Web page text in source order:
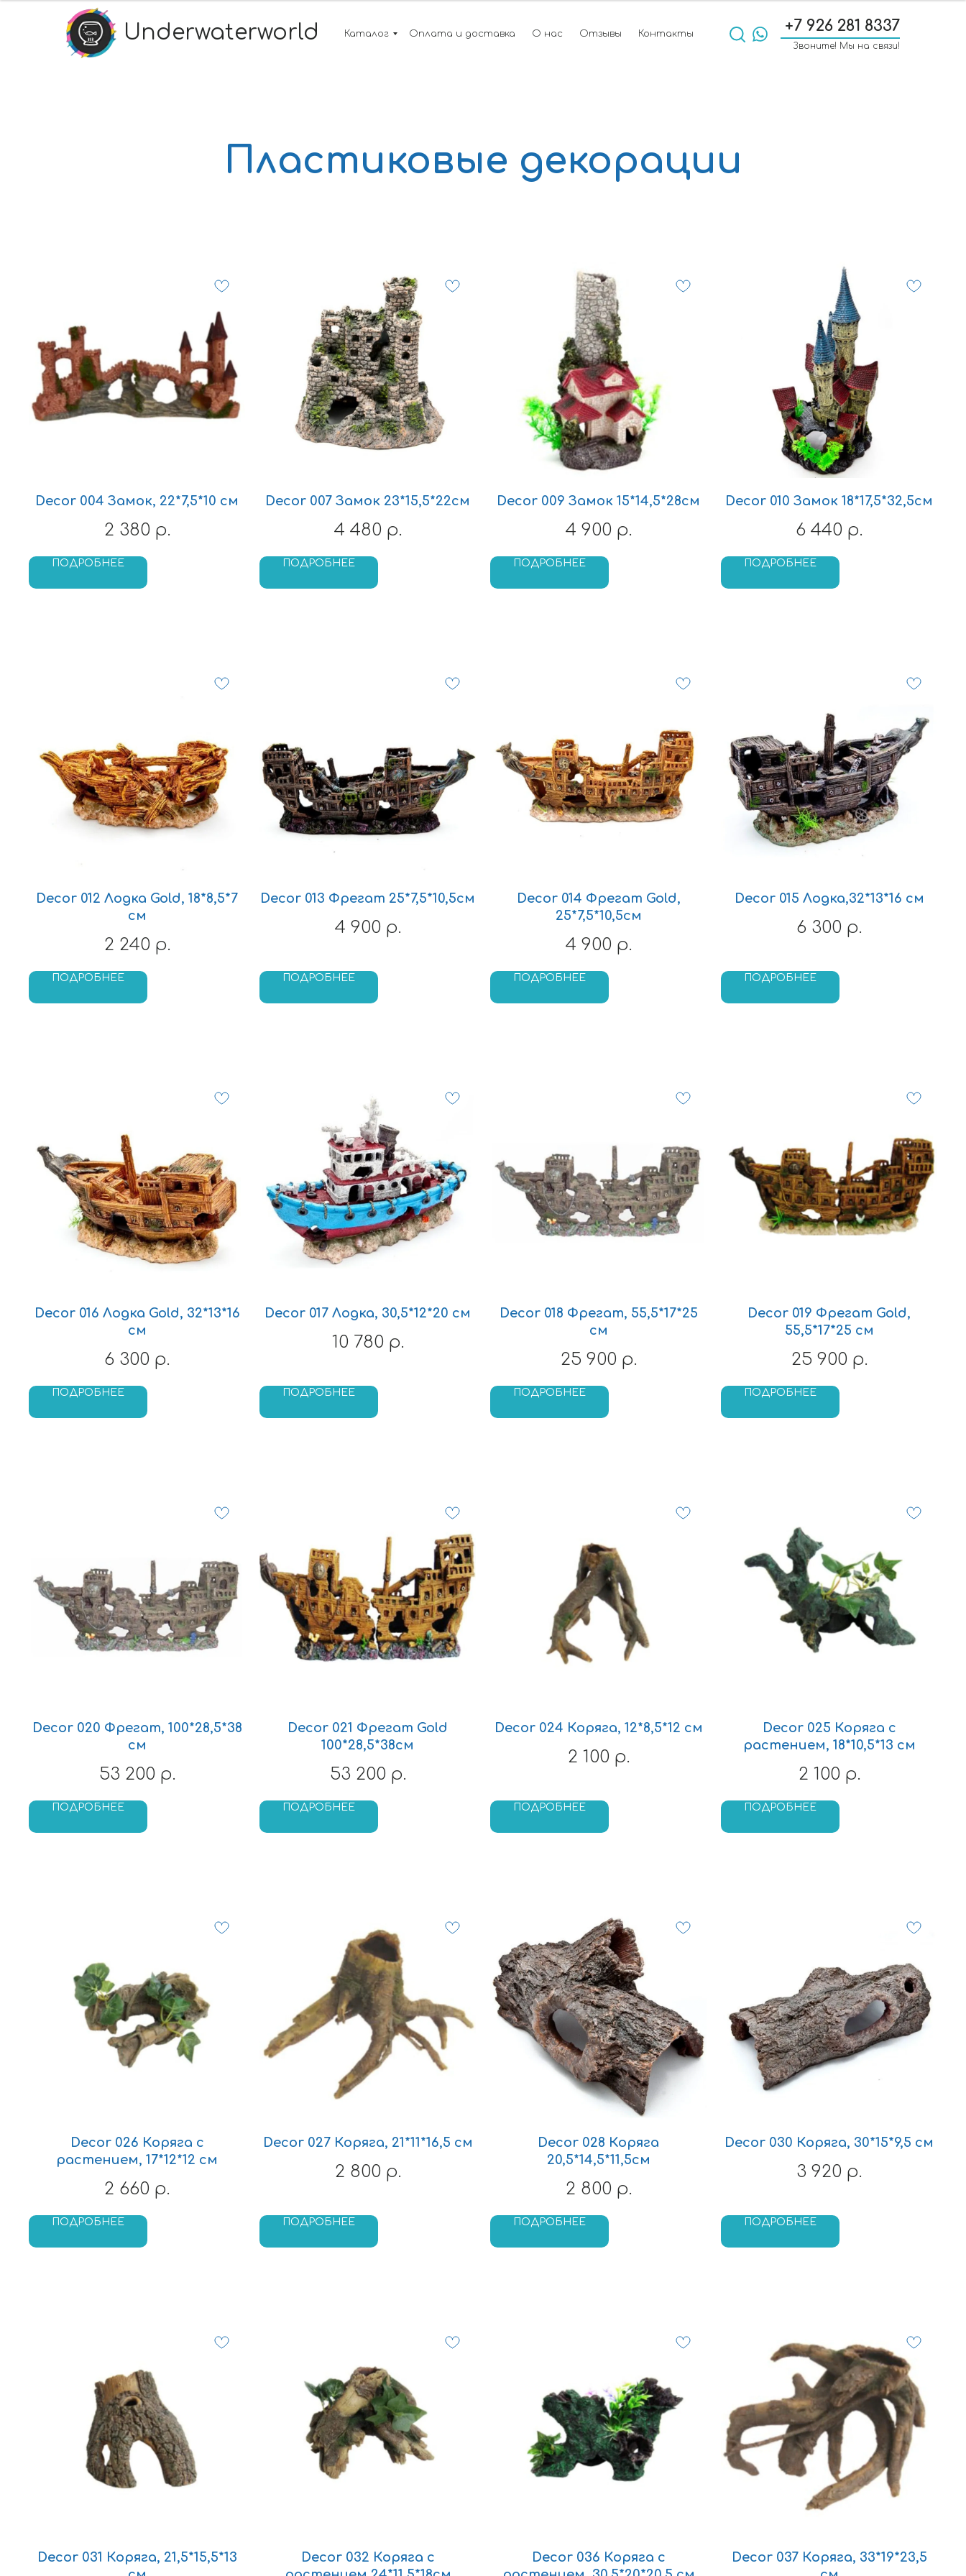
Underwaterworld +7 926 281 8337
Звоните! Мы на связи!
Каталог Оплата и доставка О нас Отзывы Контакты
Пластиковые декорации
Decor 004 Замок, 22*7,5*10 см
2 380 р.
ПОДРОБНЕЕ
Decor 007 Замок 23*15,5*22см
4 480 р.
ПОДРОБНЕЕ
Decor 009 Замок 15*14,5*28см
4 900 р.
ПОДРОБНЕЕ
Decor 010 Замок 18*17,5*32,5см
6 440 р.
ПОДРОБНЕЕ
Decor 012 Лодка Gold, 18*8,5*7
см
2 240 р.
ПОДРОБНЕЕ
Decor 013 Фрегат 25*7,5*10,5см
4 900 р.
ПОДРОБНЕЕ
Decor 014 Фрегат Gold,
25*7,5*10,5см
4 900 р.
ПОДРОБНЕЕ
Decor 015 Лодка,32*13*16 см
6 300 р.
ПОДРОБНЕЕ
Decor 016 Лодка Gold, 32*13*16
см
6 300 р.
ПОДРОБНЕЕ
Decor 017 Лодка, 30,5*12*20 см
10 780 р.
ПОДРОБНЕЕ
Decor 018 Фрегат, 55,5*17*25
см
25 900 р.
ПОДРОБНЕЕ
Decor 019 Фрегат Gold,
55,5*17*25 см
25 900 р.
ПОДРОБНЕЕ
Decor 020 Фрегат, 100*28,5*38
см
53 200 р.
ПОДРОБНЕЕ
Decor 021 Фрегат Gold
100*28,5*38см
53 200 р.
ПОДРОБНЕЕ
Decor 024 Коряга, 12*8,5*12 см
2 100 р.
ПОДРОБНЕЕ
Decor 025 Коряга с
растением, 18*10,5*13 см
2 100 р.
ПОДРОБНЕЕ
Decor 026 Коряга с
растением, 17*12*12 см
2 660 р.
ПОДРОБНЕЕ
Decor 027 Коряга, 21*11*16,5 см
2 800 р.
ПОДРОБНЕЕ
Decor 028 Коряга
20,5*14,5*11,5см
2 800 р.
ПОДРОБНЕЕ
Decor 030 Коряга, 30*15*9,5 см
3 920 р.
ПОДРОБНЕЕ
Decor 031 Коряга, 21,5*15,5*13
Decor 032 Коряга с
Decor 036 Коряга с
Decor 037 Коряга, 33*19*23,5